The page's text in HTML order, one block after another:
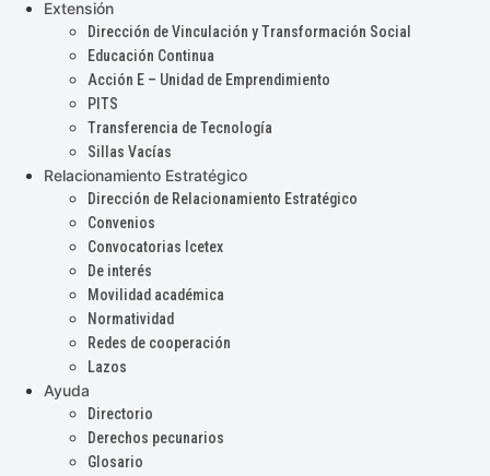
Extensión
Dirección de Vinculación y Transformación Social
Educación Continua
Acción E – Unidad de Emprendimiento
PITS
Transferencia de Tecnología
Sillas Vacías
Relacionamiento Estratégico
Dirección de Relacionamiento Estratégico
Convenios
Convocatorias Icetex
De interés
Movilidad académica
Normatividad
Redes de cooperación
Lazos
Ayuda
Directorio
Derechos pecunarios
Glosario